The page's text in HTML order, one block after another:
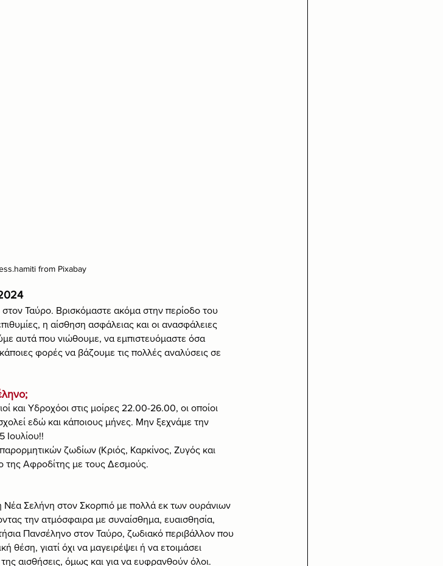
from Pixabay
Ταύρο. Βρισκόμαστε ακόμα στην περίοδο του
η αίσθηση ασφάλειας και οι ανασφάλειες
αυτά που νιώθουμε, να εμπιστευόμαστε όσα
φορές να βάζουμε τις πολλές αναλύσεις σε
και Υδροχόοι στις μοίρες 22.00-26.00, οι οποίοι
εδώ και κάποιους μήνες. Μην ξεχνάμε την
Ιουλίου!!
ζωδίων (Κριός, Καρκίνος, Ζυγός και
της Αφροδίτης με τους Δεσμούς.
Νέα Σελήνη στον Σκορπιό με πολλά εκ των ουράνιων
την ατμόσφαιρα με συναίσθημα, ευαισθησία,
Πανσέληνο στον Ταύρο, ζωδιακό περιβάλλον που
θέση, γιατί όχι να μαγειρέψει ή να ετοιμάσει
αισθήσεις, όμως και για να ευφρανθούν όλοι.